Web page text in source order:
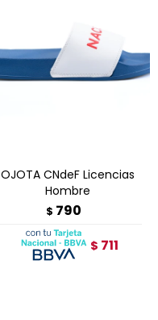
OJOTA CNdeF Licencias
Hombre
$ 790
$ 711